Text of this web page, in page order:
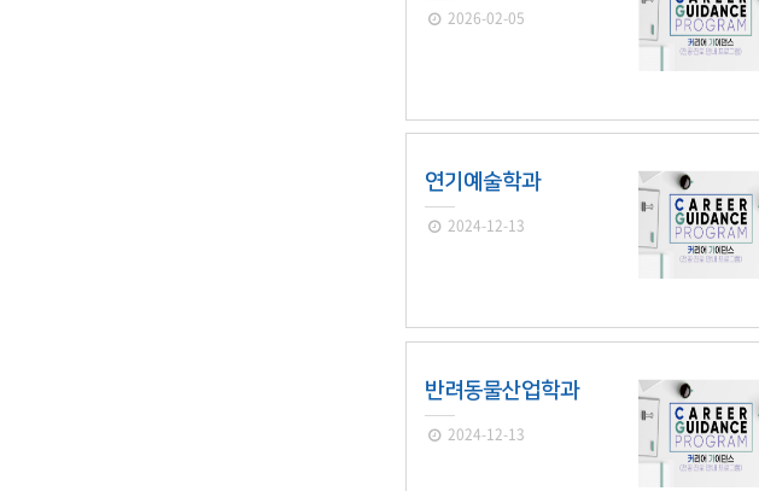
2026-02-05
연기예술학과
2024-12-13
반려동물산업학과
2024-12-13